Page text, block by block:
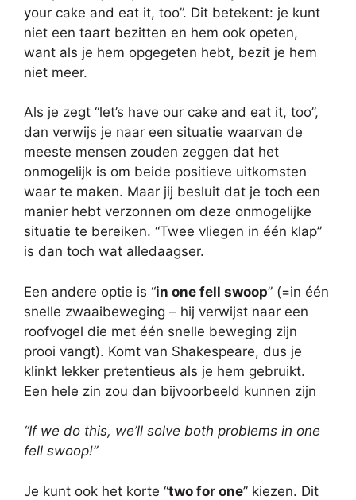
your cake and eat it, too”. Dit betekent: je kunt
niet een taart bezitten en hem ook opeten,
want als je hem opgegeten hebt, bezit je hem
niet meer.
Als je zegt “let’s have our cake and eat it, too”,
dan verwijs je naar een situatie waarvan de
meeste mensen zouden zeggen dat het
onmogelijk is om beide positieve uitkomsten
waar te maken. Maar jij besluit dat je toch een
manier hebt verzonnen om deze onmogelijke
situatie te bereiken. “Twee vliegen in één klap”
is dan toch wat alledaagser.
Een andere optie is “in one fell swoop” (=in één
snelle zwaaibeweging – hij verwijst naar een
roofvogel die met één snelle beweging zijn
prooi vangt). Komt van Shakespeare, dus je
klinkt lekker pretentieus als je hem gebruikt.
Een hele zin zou dan bijvoorbeeld kunnen zijn
“If we do this, we’ll solve both problems in one
fell swoop!”
Je kunt ook het korte “two for one” kiezen. Dit